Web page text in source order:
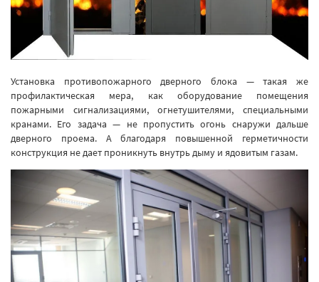
Установка противопожарного дверного блока — такая же
профилактическая мера, как оборудование помещения
пожарными сигнализациями, огнетушителями, специальными
кранами. Его задача — не пропустить огонь снаружи дальше
дверного проема. А благодаря повышенной герметичности
конструкция не дает проникнуть внутрь дыму и ядовитым газам.